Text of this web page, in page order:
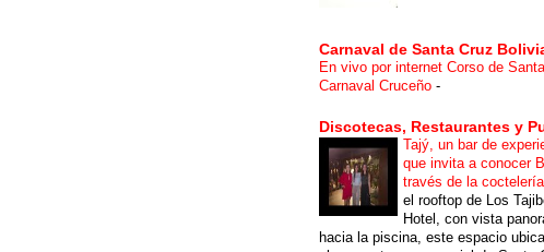
Carnaval de Santa Cruz
En vivo por internet Corso de
Carnaval Cruceño -
Discotecas, Restaurantes y
Tajý, un bar de
que invita a conocer
través de la
el rooftop de Los
Hotel, con vista
hacia la piscina, este espacio